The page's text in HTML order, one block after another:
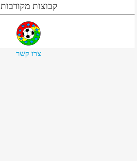
קבוצות מקורבות
צרו קשר